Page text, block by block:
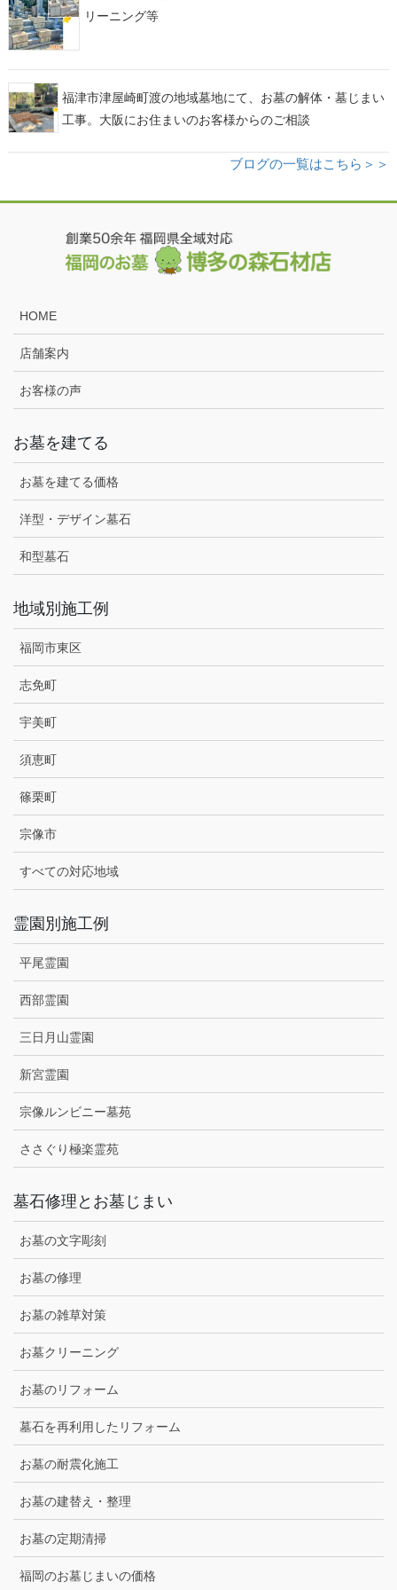
リーニング等
福津市津屋崎町渡の地域墓地にて、お墓の解体・墓じまい
工事。大阪にお住まいのお客様からのご相談
ブログの一覧はこちら＞＞
HOME
店舗案内
お客様の声
お墓を建てる
お墓を建てる価格
洋型・デザイン墓石
和型墓石
地域別施工例
福岡市東区
志免町
宇美町
須恵町
篠栗町
宗像市
すべての対応地域
霊園別施工例
平尾霊園
西部霊園
三日月山霊園
新宮霊園
宗像ルンビニー墓苑
ささぐり極楽霊苑
墓石修理とお墓じまい
お墓の文字彫刻
お墓の修理
お墓の雑草対策
お墓クリーニング
お墓のリフォーム
墓石を再利用したリフォーム
お墓の耐震化施工
お墓の建替え・整理
お墓の定期清掃
福岡のお墓じまいの価格